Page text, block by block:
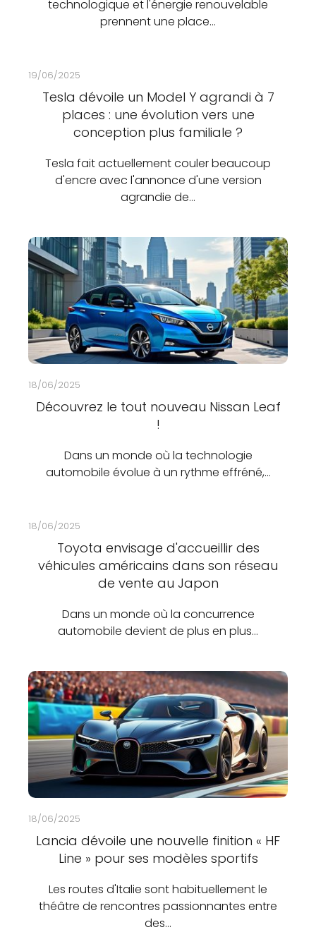
technologique et l'énergie renouvelable
prennent une place…
19/06/2025
Tesla dévoile un Model Y agrandi à 7
places : une évolution vers une
conception plus familiale ?
Tesla fait actuellement couler beaucoup
d'encre avec l'annonce d'une version
agrandie de…
18/06/2025
Découvrez le tout nouveau Nissan Leaf
!
Dans un monde où la technologie
automobile évolue à un rythme effréné,…
18/06/2025
Toyota envisage d'accueillir des
véhicules américains dans son réseau
de vente au Japon
Dans un monde où la concurrence
automobile devient de plus en plus…
18/06/2025
Lancia dévoile une nouvelle finition « HF
Line » pour ses modèles sportifs
Les routes d'Italie sont habituellement le
théâtre de rencontres passionnantes entre
des…